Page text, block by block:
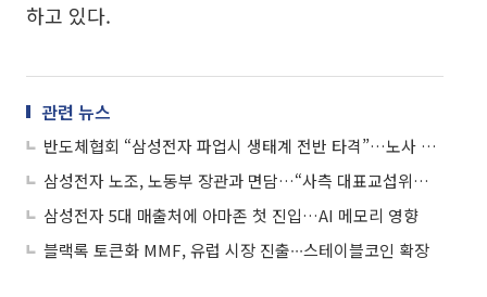
하고 있다.
관련 뉴스
반도체협회 “삼성전자 파업시 생태계 전반 타격”…노사 협상 원만 해결 촉구
삼성전자 노조, 노동부 장관과 면담…“사측 대표교섭위원 교체 요구”
삼성전자 5대 매출처에 아마존 첫 진입…AI 메모리 영향
블랙록 토큰화 MMF, 유럽 시장 진출∙∙∙스테이블코인 확장